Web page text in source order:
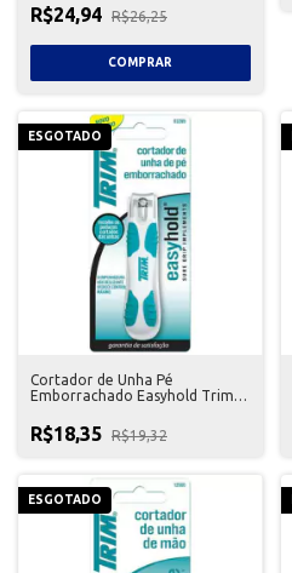
R$24,94 R$26,25
ESGOTADO
Cortador de Unha Pé
Emborrachado Easyhold Trim
R$18,35 R$19,32
ESGOTADO